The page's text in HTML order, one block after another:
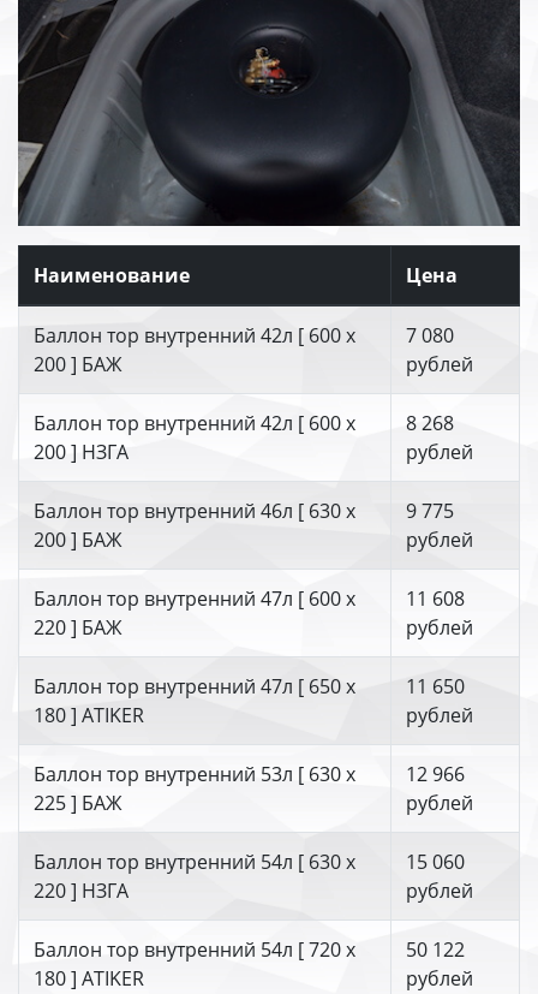
Наименование Цена
Баллон тор внутренний 42л [ 600 х
200 ] БАЖ
7 080
рублей
Баллон тор внутренний 42л [ 600 х
200 ] НЗГА
8 268
рублей
Баллон тор внутренний 46л [ 630 х
200 ] БАЖ
9 775
рублей
Баллон тор внутренний 47л [ 600 х
220 ] БАЖ
11 608
рублей
Баллон тор внутренний 47л [ 650 х
180 ] ATIKER
11 650
рублей
Баллон тор внутренний 53л [ 630 х
225 ] БАЖ
12 966
рублей
Баллон тор внутренний 54л [ 630 х
220 ] НЗГА
15 060
рублей
Баллон тор внутренний 54л [ 720 х
180 ] ATIKER
50 122
рублей